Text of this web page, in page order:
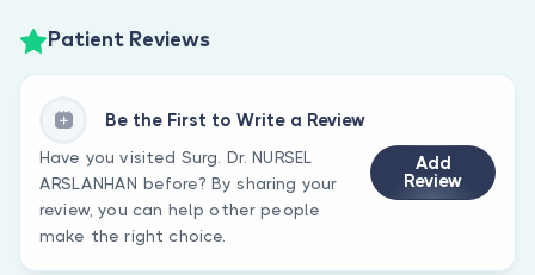
Patient Reviews
Be the First to Write a Review
Have you visited Surg. Dr. NURSEL
ARSLANHAN before? By sharing your
review, you can help other people
make the right choice.
Add
Review